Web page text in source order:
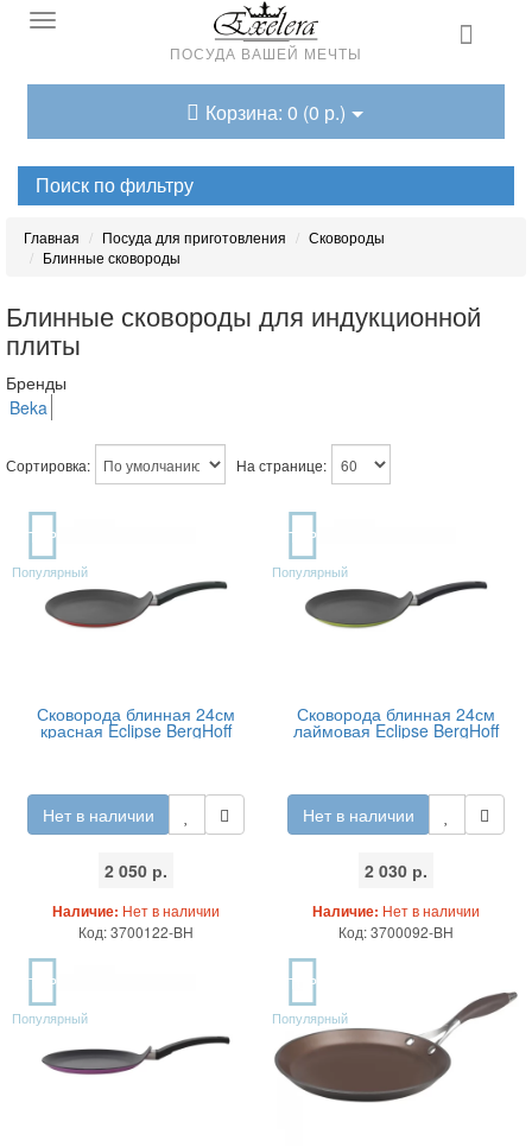
ПОСУДА ВАШЕЙ МЕЧТЫ
Корзина: 0 (0 р.)
Поиск по фильтру
Главная Посуда для приготовления
Сковороды
Блинные сковороды
Блинные сковороды для индукционной
плиты
Бренды
Beka
Сортировка: На странице:
TOP
Популярный
Сковорода блинная 24см
красная Eclipse BergHoff
Нет в наличии
2 050 р.
Наличие: Нет в наличии
Код: 3700122-BH
TOP
Популярный
Сковорода блинная 24см
лаймовая Eclipse BergHoff
Нет в наличии
2 030 р.
Наличие: Нет в наличии
Код: 3700092-BH
TOP
Популярный
TOP
Популярный